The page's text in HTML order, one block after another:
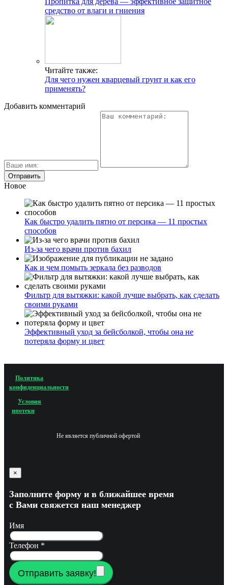
средство от влаги и гниения
Читайте также:
Для чего нужен кварцевый грунт и как его
применять?
Добавить комментарий
Новое
Как быстро удалить пятно от персика — 11 простых
способов
Из-за чего врачи против бахил
Как и чем помыть зеркала без разводов
Фильтр для вытяжки: какой лучше выбрать, как сделать
своими руками
Эффективный уход за бейсболкой, чтобы она не
потеряла форму и цвет
Политика
конфиденциальности
Условия
ипотеки
Не является публичной офертой
×
Заполните форму и в ближайшее время
с Вами свяжется наш менеджер
Имя
Телефон *
Отправить заявку!